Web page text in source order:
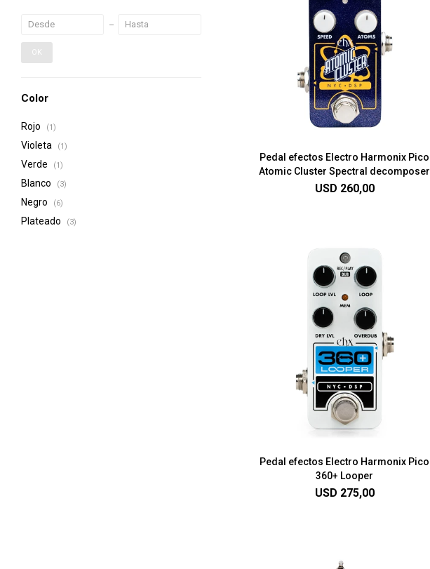
Pedal efectos Electro Harmonix Pico
Atomic Cluster Spectral decomposer
USD 260,00
Pedal efectos Electro Harmonix Pico
360+ Looper
USD 275,00
OK
Color
Rojo (1)
Violeta (1)
Verde (1)
Blanco (3)
Negro (6)
Plateado (3)